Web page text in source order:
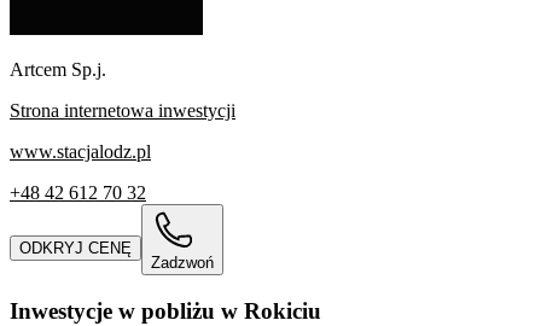
Artcem Sp.j.
Strona internetowa inwestycji
www.stacjalodz.pl
+48 42 612 70 32
ODKRYJ CENĘ
Zadzwoń
Inwestycje w pobliżu w Rokiciu